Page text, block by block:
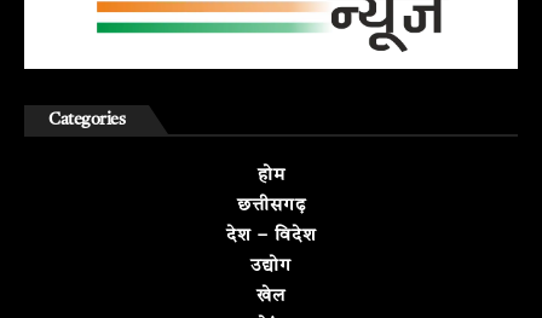
Categories
होम
छत्तीसगढ़
देश – विदेश
उद्योग
खेल